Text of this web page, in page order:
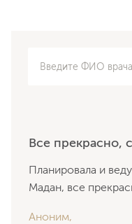
Все прекрасно,
Планировала и
Мадан, все
Аноним,
Введите ФИО врача